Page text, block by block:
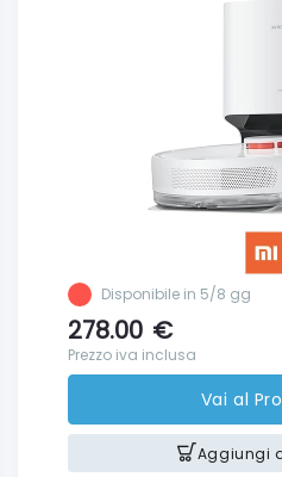
Disponibile in 5/8 gg
278.00 €
Prezzo iva inclusa
Vai al
Aggiungi